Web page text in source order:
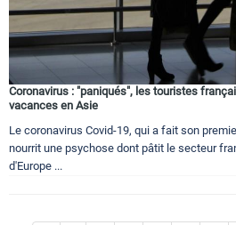
Coronavirus : "paniqués", les touristes
vacances en Asie
Le coronavirus Covid-19, qui a fait son
nourrit une psychose dont pâtit le secteur
d'Europe ...